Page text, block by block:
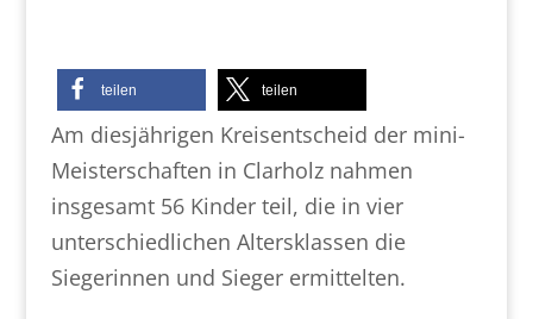
teilen teilen
Am diesjährigen Kreisentscheid der mini-
Meisterschaften in Clarholz nahmen
insgesamt 56 Kinder teil, die in vier
unterschiedlichen Altersklassen die
Siegerinnen und Sieger ermittelten.